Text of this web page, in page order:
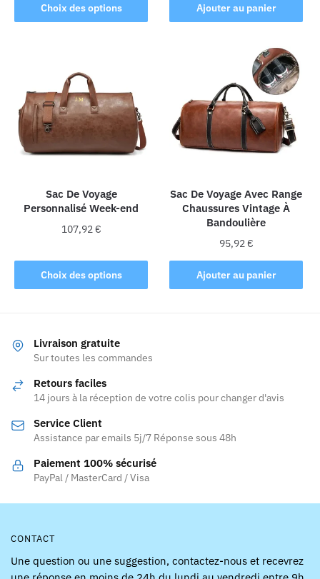
Choix des options
a
plusieurs
options
peuvent
être
choisies
du
produit
Ajouter au panier
Sac De Voyage
Personnalisé Week-end
107,92€
Choix des options
produit
a
Les
options
peuvent
être
sur
la
page
du
Sac De Voyage Avec Range
Chaussures Vintage À
Bandoulière
95,92€
Ajouter au panier
Livraison gratuite
Sur toutes les commandes
Retours faciles
14 jours à la réception de votre colis pour changer d'avis
Service Client
Assistance par emails 5j/7 Réponse sous 48h
Paiement 100% sécurisé
PayPal / MasterCard / Visa
CONTACT
Une question ou une suggestion, contactez-nous et recevrez